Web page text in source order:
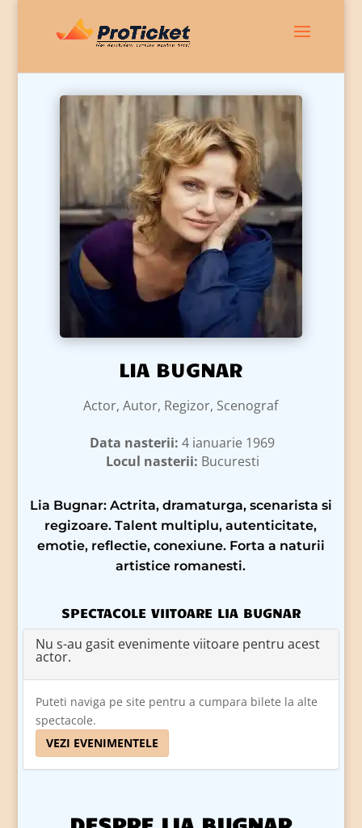
LIA BUGNAR
Actor, Autor, Regizor, Scenograf
Data nasterii: 4 ianuarie 1969
Locul nasterii: Bucuresti
Lia Bugnar: Actrita, dramaturga, scenarista si
regizoare. Talent multiplu, autenticitate,
emotie, reflectie, conexiune. Forta a naturii
artistice romanesti.
SPECTACOLE VIITOARE LIA BUGNAR
Nu s-au gasit evenimente viitoare pentru acest
actor.
Puteti naviga pe site pentru a cumpara bilete la alte
spectacole.
VEZI EVENIMENTELE